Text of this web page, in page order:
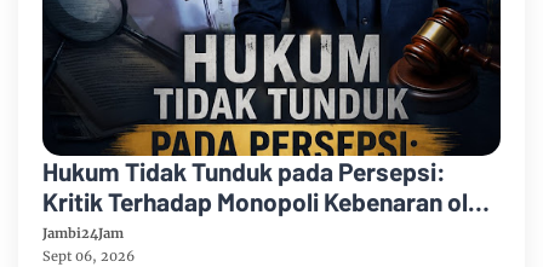
Hukum Tidak Tunduk pada Persepsi:
Kritik Terhadap Monopoli Kebenaran oleh
Media dan Aktivis
Jambi24Jam
Sept 06, 2026